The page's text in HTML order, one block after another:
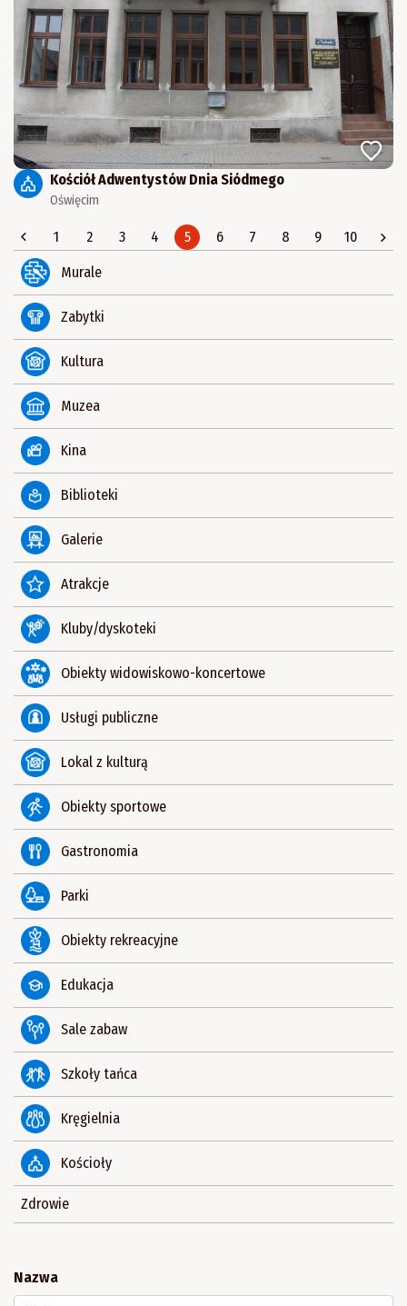
Kościół Adwentystów Dnia Siódmego
Oświęcim
1 2 3 4 5 6 7 8 9 10
Murale
Zabytki
Kultura
Muzea
Kina
Biblioteki
Galerie
Atrakcje
Kluby/dyskoteki
Obiekty widowiskowo-koncertowe
Usługi publiczne
Lokal z kulturą
Obiekty sportowe
Gastronomia
Parki
Obiekty rekreacyjne
Edukacja
Sale zabaw
Szkoły tańca
Kręgielnia
Kościoły
Zdrowie
Nazwa